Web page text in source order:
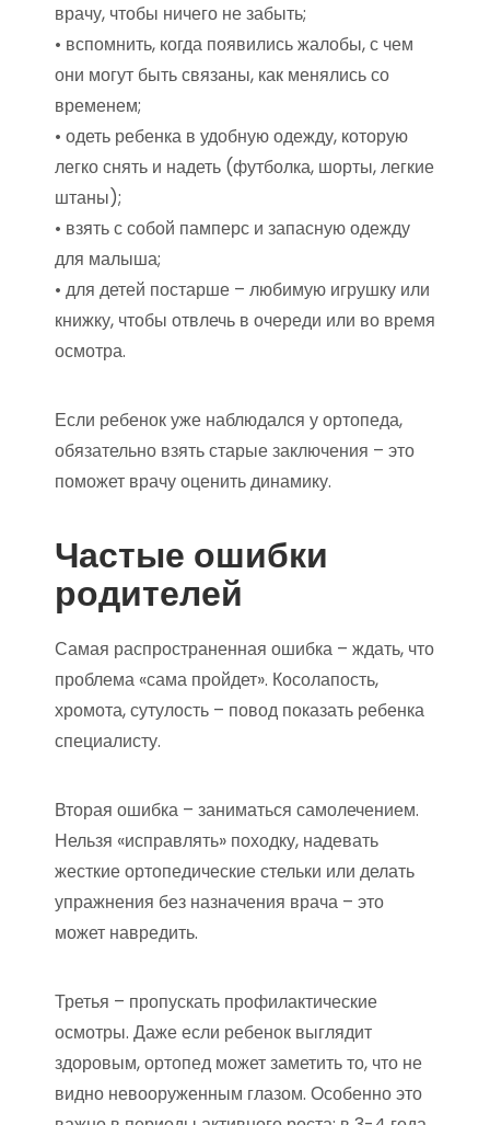
врачу, чтобы ничего не забыть;
• вспомнить, когда появились жалобы, с чем
они могут быть связаны, как менялись со
временем;
• одеть ребенка в удобную одежду, которую
легко снять и надеть (футболка, шорты, легкие
штаны);
• взять с собой памперс и запасную одежду
для малыша;
• для детей постарше – любимую игрушку или
книжку, чтобы отвлечь в очереди или во время
осмотра.
Если ребенок уже наблюдался у ортопеда,
обязательно взять старые заключения – это
поможет врачу оценить динамику.
Частые ошибки
родителей
Самая распространенная ошибка – ждать, что
проблема «сама пройдет». Косолапость,
хромота, сутулость – повод показать ребенка
специалисту.
Вторая ошибка – заниматься самолечением.
Нельзя «исправлять» походку, надевать
жесткие ортопедические стельки или делать
упражнения без назначения врача – это
может навредить.
Третья – пропускать профилактические
осмотры. Даже если ребенок выглядит
здоровым, ортопед может заметить то, что не
видно невооруженным глазом. Особенно это